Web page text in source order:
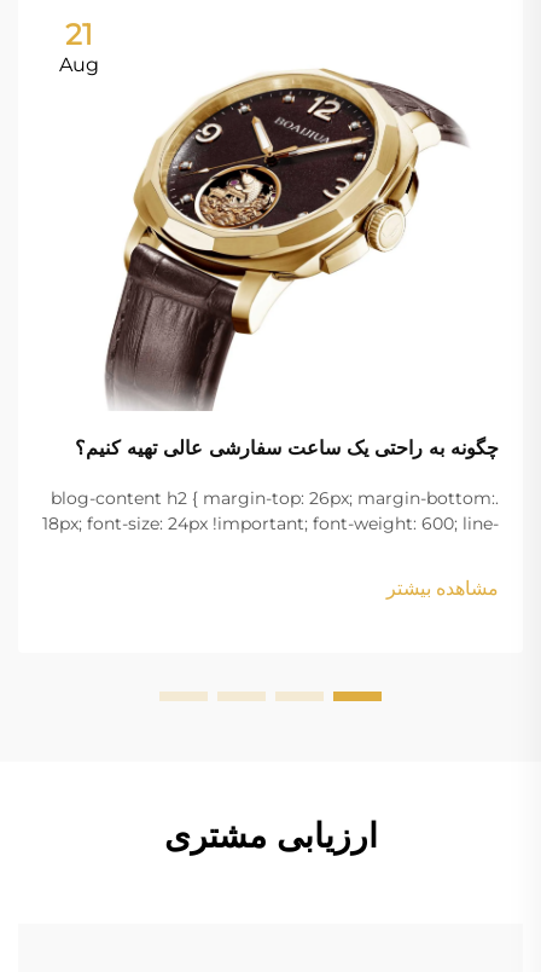
21
Aug
چگونه به راحتی یک ساعت سفارشی عالی تهیه کنیم؟
.blog-content h2 { margin-top: 26px; margin-bottom:
18px; font-size: 24px !important; font-weight: 600; line-
margin-bottom: 18px; font-size: 20px !important; font-
w...
مشاهده بیشتر
ارزیابی مشتری